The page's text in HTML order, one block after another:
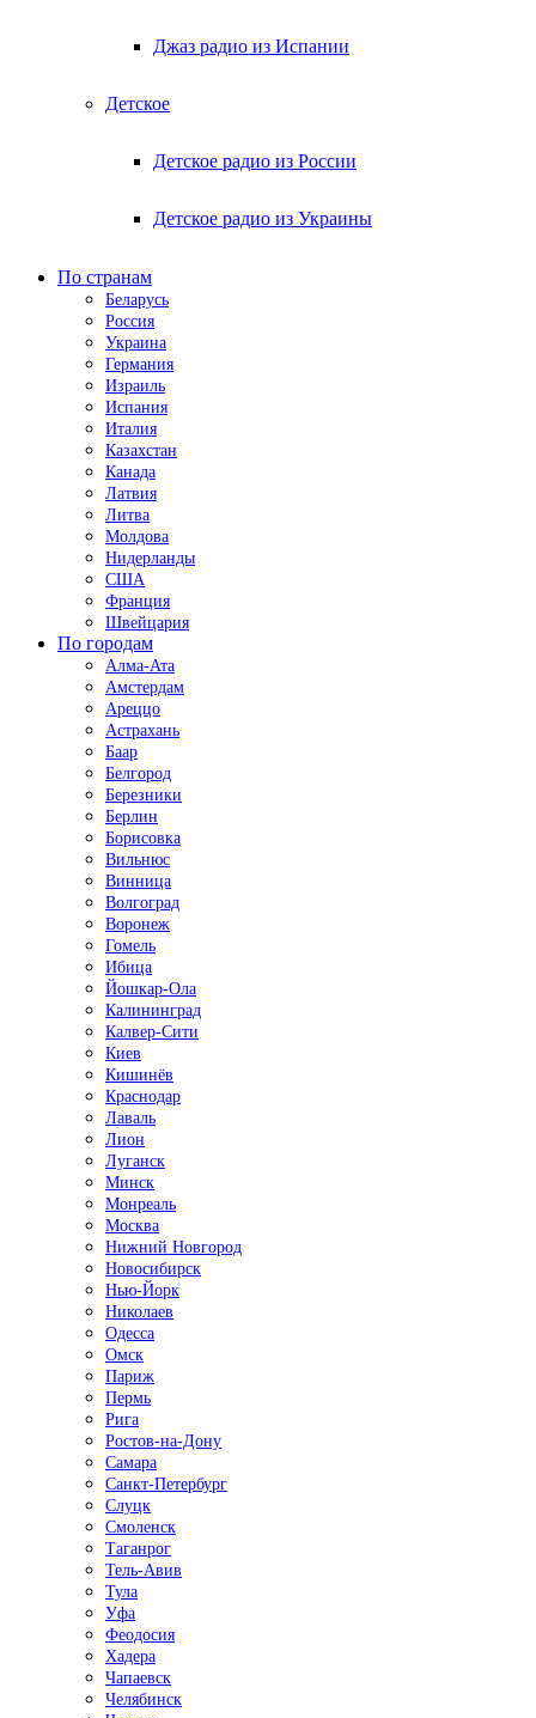
Джаз радио из Испании
Детское
Детское радио из России
Детское радио из Украины
По странам
Беларусь
Россия
Украина
Германия
Израиль
Испания
Италия
Казахстан
Канада
Латвия
Литва
Молдова
Нидерланды
США
Франция
Швейцария
По городам
Алма-Ата
Амстердам
Ареццо
Астрахань
Баар
Белгород
Березники
Берлин
Борисовка
Вильнюс
Винница
Волгоград
Воронеж
Гомель
Ибица
Йошкар-Ола
Калининград
Калвер-Сити
Киев
Кишинёв
Краснодар
Лаваль
Лион
Луганск
Минск
Монреаль
Москва
Нижний Новгород
Новосибирск
Нью-Йорк
Николаев
Одесса
Омск
Париж
Пермь
Рига
Ростов-на-Дону
Самара
Санкт-Петербург
Слуцк
Смоленск
Таганрог
Тель-Авив
Тула
Уфа
Феодосия
Хадера
Чапаевск
Челябинск